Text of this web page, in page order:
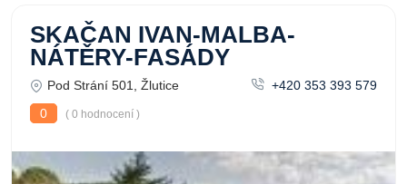
SKAČAN IVAN-MALBA-
NÁTĚRY-FASÁDY
Pod Strání 501, Žlutice
+420 353 393 579
0
( 0 hodnocení )